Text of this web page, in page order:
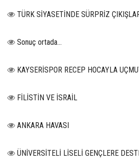
TÜRK SİYASETİNDE SÜRPRİZ
Sonuç ortada…
KAYSERİSPOR RECEP HOCAYLA
FİLİSTİN VE İSRAİL
ANKARA HAVASI
ÜNİVERSİTELİ LİSELİ GENÇLERE